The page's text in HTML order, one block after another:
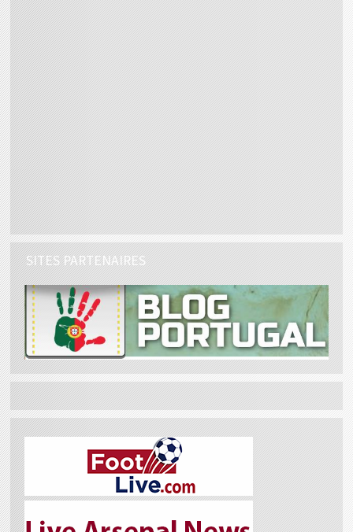
SITES PARTENAIRES